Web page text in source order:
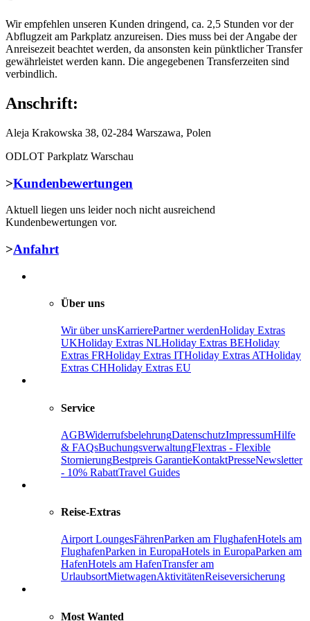
Wir empfehlen unseren Kunden dringend, ca. 2,5 Stunden vor der
Abflugzeit am Parkplatz anzureisen. Dies muss bei der Angabe der
Anreisezeit beachtet werden, da ansonsten kein pünktlicher Transfer
gewährleistet werden kann. Die angegebenen Transferzeiten sind
verbindlich.
Anschrift:
Aleja Krakowska 38, 02-284 Warszawa, Polen
ODLOT Parkplatz Warschau
>Kundenbewertungen
Aktuell liegen uns leider noch nicht ausreichend
Kundenbewertungen vor.
>Anfahrt
Über uns
Wir über unsKarrierePartner werdenHoliday Extras
UKHoliday Extras NLHoliday Extras BEHoliday
Extras FRHoliday Extras ITHoliday Extras ATHoliday
Extras CHHoliday Extras EU
Service
AGBWiderrufsbelehrungDatenschutzImpressumHilfe
& FAQsBuchungsverwaltungFlextras - Flexible
StornierungBestpreis GarantieKontaktPresseNewsletter
- 10% RabattTravel Guides
Reise-Extras
Airport LoungesFährenParken am FlughafenHotels am
FlughafenParken in EuropaHotels in EuropaParken am
HafenHotels am HafenTransfer am
UrlaubsortMietwagenAktivitätenReiseversicherung
Most Wanted